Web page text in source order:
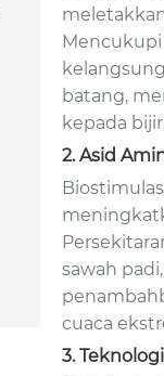
batang,
kepada
2. Asid
sawah
cuaca
3.